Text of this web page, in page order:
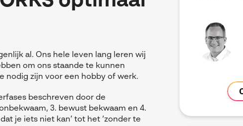
al. Ons hele leven lang leren wij
om ons staande te kunnen
nodig zijn voor een hobby of werk.
beschreven door de
3. bewust bekwaam en 4.
je iets niet kan’ tot het ‘zonder te